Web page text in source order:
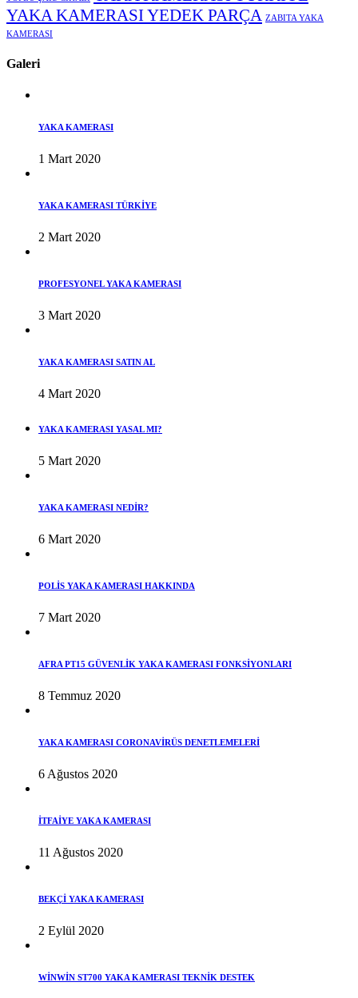
YAKA KAMERASI YEDEK PARÇA ZABITA YAKA
KAMERASI
Galeri
YAKA KAMERASI
1 Mart 2020
YAKA KAMERASI TÜRKİYE
2 Mart 2020
PROFESYONEL YAKA KAMERASI
3 Mart 2020
YAKA KAMERASI SATIN AL
4 Mart 2020
YAKA KAMERASI YASAL MI?
5 Mart 2020
YAKA KAMERASI NEDİR?
6 Mart 2020
POLİS YAKA KAMERASI HAKKINDA
7 Mart 2020
AFRA PT15 GÜVENLİK YAKA KAMERASI FONKSİYONLARI
8 Temmuz 2020
YAKA KAMERASI CORONAVİRÜS DENETLEMELERİ
6 Ağustos 2020
İTFAİYE YAKA KAMERASI
11 Ağustos 2020
BEKÇİ YAKA KAMERASI
2 Eylül 2020
WİNWİN ST700 YAKA KAMERASI TEKNİK DESTEK